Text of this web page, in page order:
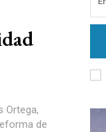
Ortega,
de